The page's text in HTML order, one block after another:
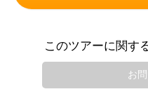
このツアーに関す
お